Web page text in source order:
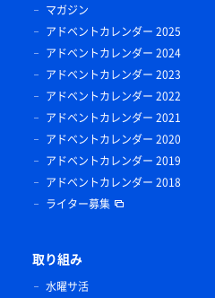
マガジン
アドベントカレンダー 2025
アドベントカレンダー 2024
アドベントカレンダー 2023
アドベントカレンダー 2022
アドベントカレンダー 2021
アドベントカレンダー 2020
アドベントカレンダー 2019
アドベントカレンダー 2018
ライター募集
取り組み
水曜サ活